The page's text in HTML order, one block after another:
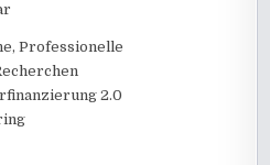
Professionelle
2.0